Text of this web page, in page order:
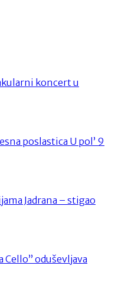
koncert u
poslastica U pol’ 9
Jadrana – stigao
Cello” oduševljava